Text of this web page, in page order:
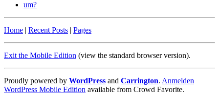
um?
Home | Recent Posts | Pages
Exit the Mobile Edition (view the standard browser version).
Proudly powered by WordPress and Carrington. Anmelden
WordPress Mobile Edition available from Crowd Favorite.